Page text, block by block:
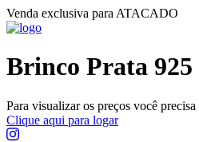
Venda exclusiva para ATACADO
Brinco Prata 925
Para visualizar os preços você
Clique aqui para logar